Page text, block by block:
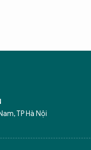
TP Hà Nội